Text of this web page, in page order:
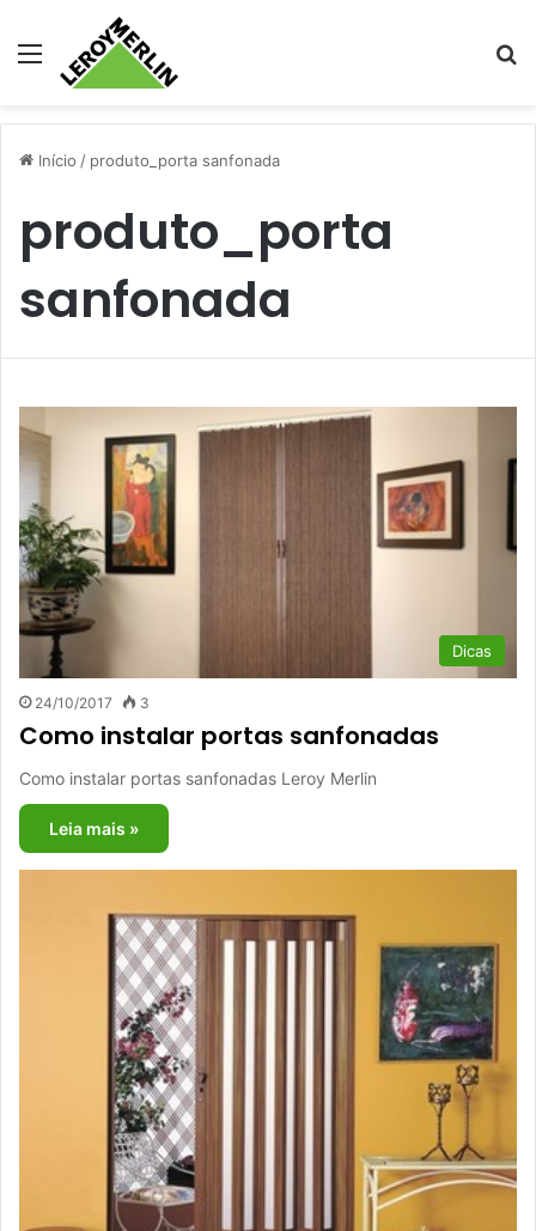
Menu
Início / produto_porta sanfonada
produto_porta
sanfonada
Dicas
24/10/2017 3
Como instalar portas sanfonadas
Como instalar portas sanfonadas Leroy Merlin
Leia mais »